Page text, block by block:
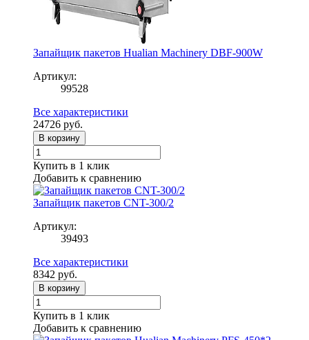
Запайщик пакетов Hualian Machinery DBF-900W
Артикул:
99528
Все характеристики
24726 руб.
В корзину
Купить в 1 клик
Добавить к сравнению
Запайщик пакетов CNT-300/2
Артикул:
39493
Все характеристики
8342 руб.
В корзину
Купить в 1 клик
Добавить к сравнению